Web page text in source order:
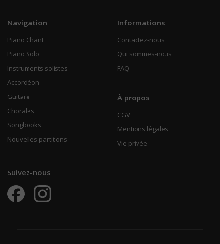
Navigation
Piano Chant
Piano Solo
Instruments solistes
Accordéon
Guitare
Chorales
Songbooks
Nouvelles partitions
Informations
Contactez-nous
Qui sommes-nous
FAQ
À propos
CGV
Mentions légales
Vie privée
Suivez-nous